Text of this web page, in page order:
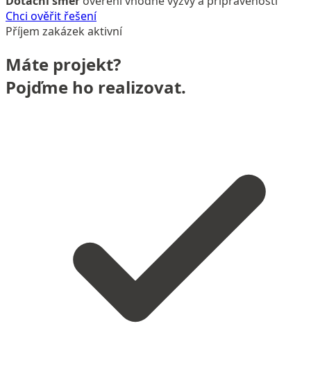
Chci ověřit řešení
Příjem zakázek aktivní
Máte projekt?
Pojďme ho realizovat.